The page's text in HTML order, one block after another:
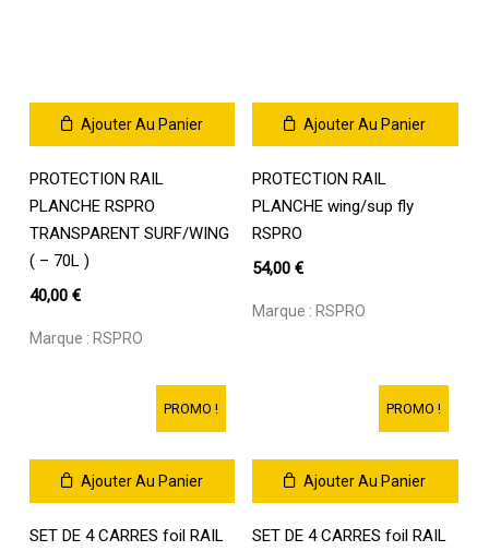
Ajouter Au Panier
PROTECTION RAIL
PLANCHE RSPRO
TRANSPARENT SURF/WING
( – 70L )
40,00 €
Marque : RSPRO
Ajouter Au Panier
PROTECTION RAIL
PLANCHE wing/sup fly
RSPRO
54,00€
Marque : RSPRO
PROMO !
Ajouter Au Panier
SET DE 4 CARRES foil RAIL
PROMO !
Ajouter Au Panier
SET DE 4 CARRES foil RAIL